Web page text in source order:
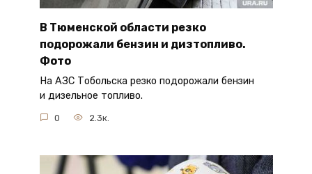
В Тюменской области резко
подорожали бензин и дизтопливо.
Фото
На АЗС Тобольска резко подорожали бензин
и дизельное топливо.
0 2.3к.